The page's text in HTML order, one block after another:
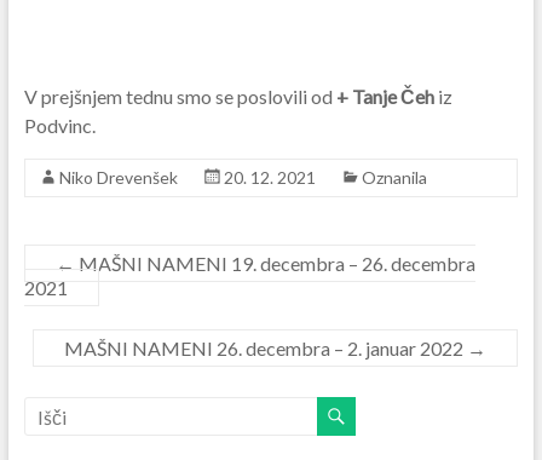
V prejšnjem tednu smo se poslovili od + Tanje Čeh iz
Podvinc.
Niko Drevenšek 20. 12. 2021 Oznanila
← MAŠNI NAMENI 19. decembra – 26. decembra
2021
MAŠNI NAMENI 26. decembra – 2. januar 2022 →